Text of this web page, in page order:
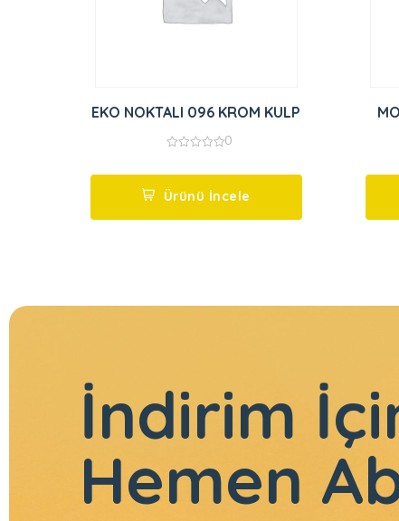
EKO NOKTALI 096 KROM KULP
5
0
Ürünü İncele
İndirim
Hemen